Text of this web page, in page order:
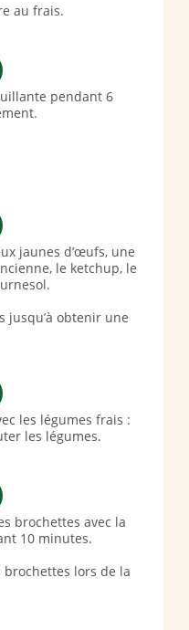
au frais.
pendant 6
jaunes d’œufs, une
le ketchup, le
jusqu’à obtenir une
les légumes frais :
les légumes.
brochettes avec la
10 minutes.
lors de la